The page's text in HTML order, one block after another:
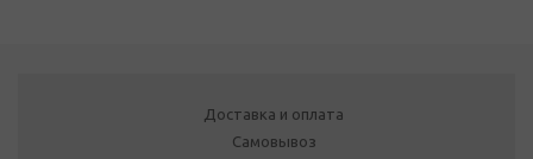
Доставка и оплата
Самовывоз